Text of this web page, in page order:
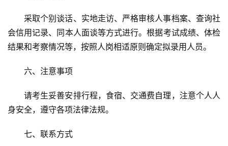
采取个别谈话、实地走访、严格审核人事档案、查询社
会信用记录、同本人面谈等方式进行。根据考试成绩、体检
结果和考察情况等，按照人岗相适原则确定拟录用人员。
六、注意事项
请考生妥善安排行程，食宿、交通费自理，注意个人人
身安全，遵守各项法律法规。
七、联系方式